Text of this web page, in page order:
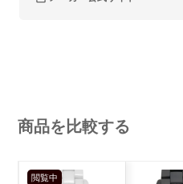
商品を比較する
閲覧中